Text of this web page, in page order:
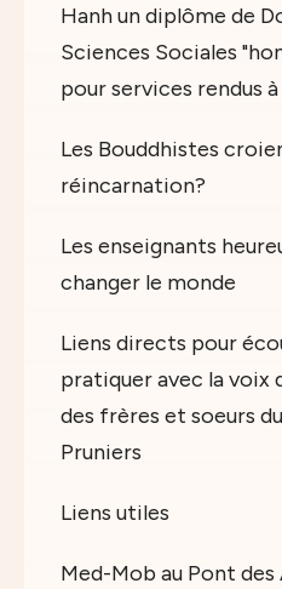
Hanh un diplôme de
Sciences Sociales
pour services rendus
Les Bouddhistes
réincarnation?
Les enseignants
changer le monde
Liens directs pour
pratiquer avec la voix
des frères et soeurs
Pruniers
Liens utiles
Med-Mob au Pont des